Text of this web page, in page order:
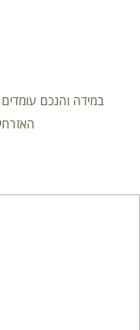
במידה והנכם